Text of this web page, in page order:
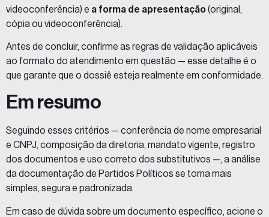
videoconferência) e a forma de apresentação(original,
cópia ou videoconferência).
Antes de concluir, confirme as regras de validação aplicáveis
ao formato do atendimento em questão — esse detalhe é o
que garante que o dossiê esteja realmente em conformidade.
Em resumo
Seguindo esses critérios — conferência de nome empresarial
e CNPJ, composição da diretoria, mandato vigente, registro
dos documentos e uso correto dos substitutivos —, a análise
da documentação de Partidos Políticos se torna mais
simples, segura e padronizada.
Em caso de dúvida sobre um documento específico, acione o